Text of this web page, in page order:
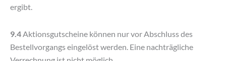
ergibt.
9.4Aktionsgutscheine können nur vor Abschluss des
Bestellvorgangs eingelöst werden. Eine nachträgliche